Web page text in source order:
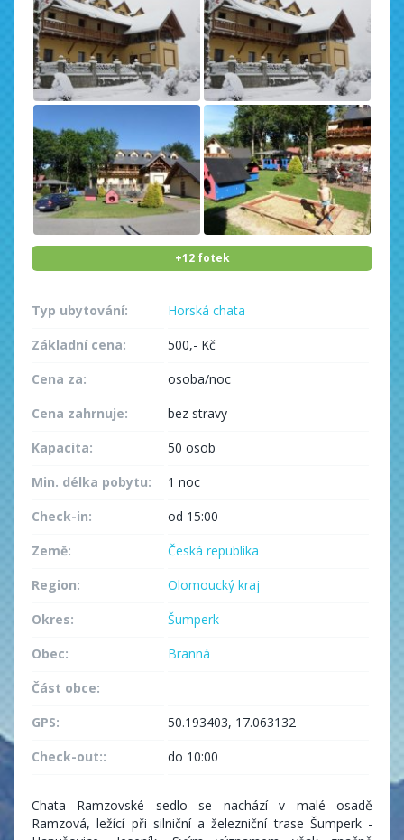
+12 fotek
Typ ubytování:
Horská chata
Základní cena:
500,- Kč
Cena za:
osoba/noc
Cena zahrnuje:
bez stravy
Kapacita:
50 osob
Min. délka pobytu:
1 noc
Check-in:
od 15:00
Země:
Česká republika
Region:
Olomoucký kraj
Okres:
Šumperk
Obec:
Branná
Část obce:
GPS:
50.193403, 17.063132
Check-out::
do 10:00
Chata Ramzovské sedlo se nachází v malé osadě
Ramzová, ležící při silniční a železniční trase Šumperk -